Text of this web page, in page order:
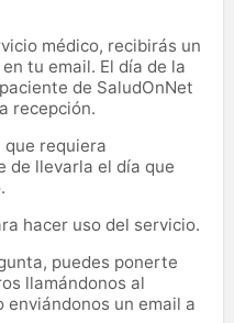
médico, recibirás un
tu email. El día de la
de SaludOnNet
recepción.
que requiera
de llevarla el día que
hacer uso del servicio.
puedes ponerte
llamándonos al
enviándonos un email a